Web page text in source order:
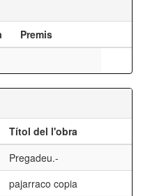
Premis
Títol del l'obra
Pregadeu.-
pajarraco copia